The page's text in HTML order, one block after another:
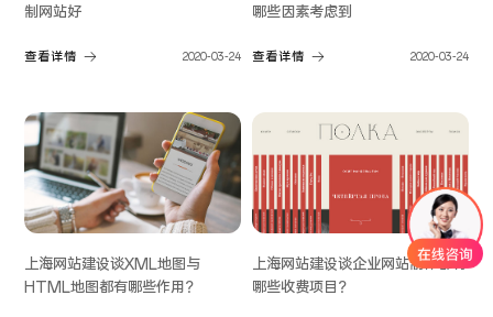
制网站好
查看详情 2020-03-24
哪些因素考虑到
查看详情 2020-03-24
上海网站建设谈XML地图与
HTML地图都有哪些作用？
上海网站建设谈企业网站制作都有
哪些收费项目？